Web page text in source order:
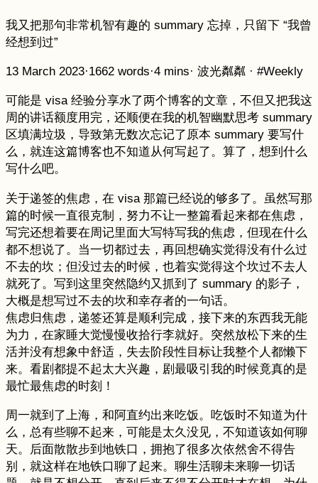
我又把那句非常机智有趣的 summary 忘掉，只留下 “我曾
经想到过”
13 March 2023·1662 words·4 mins· 波光粼粼 · #Weekly
可能是 visa 经验分享水了两个博客的文章，不但又把我这
周的讲话额度用完，还顺便在我的机智幽默思考 summary
区填满垃圾，导致第无数次忘记了原本 summary 要写什
么，就连这篇博客也不知道从何写起了。算了，想到什么
写什么吧。
关于递签的焦虑，在 visa 那篇已经说的够多了。虽然写那
篇的时候一直很克制，努力不让一整篇看起来都在焦虑，
写完还想着要在周记里面大写特写我的焦虑，但现在什么
都不想说了。当一切都过去，再回想确实觉得没有什么过
不去的坎；但没过去的时候，也着实觉得这个坎过不去人
就死了。写到这里突然隐约又抓到了 summary 的影子，
大概是想写过不去的坎和幸存者的一句话。
焦虑归焦虑，递签还算是顺利完成，接下来的东西我无能
为力，在家睡大觉慢慢收拾行李就好。突然放松下来的生
活并没有想象中舒适，失去阶段性目标让我整个人都懒下
来。看剧都提不起太大兴趣，剧最吸引我的时候竟真的是
最忙最焦虑的时刻！
周一就到了上海，和阿直约出来吃饭。吃饭时不知道为什
么，总有些聊不起来，可能是太久没见，不知道该如何聊
天。后面散散步到地铁口，拥抱了很多次依然舍不得告
别，就这样在地铁口聊了起来。聊生活聊未来聊一切话